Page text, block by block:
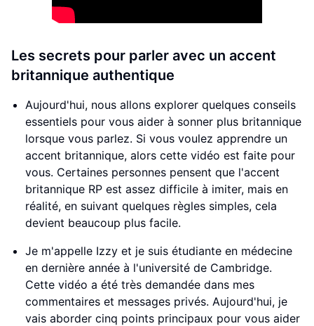
Les secrets pour parler avec un accent
britannique authentique
Aujourd'hui, nous allons explorer quelques conseils
essentiels pour vous aider à sonner plus britannique
lorsque vous parlez. Si vous voulez apprendre un
accent britannique, alors cette vidéo est faite pour
vous. Certaines personnes pensent que l'accent
britannique RP est assez difficile à imiter, mais en
réalité, en suivant quelques règles simples, cela
devient beaucoup plus facile.
Je m'appelle Izzy et je suis étudiante en médecine
en dernière année à l'université de Cambridge.
Cette vidéo a été très demandée dans mes
commentaires et messages privés. Aujourd'hui, je
vais aborder cinq points principaux pour vous aider